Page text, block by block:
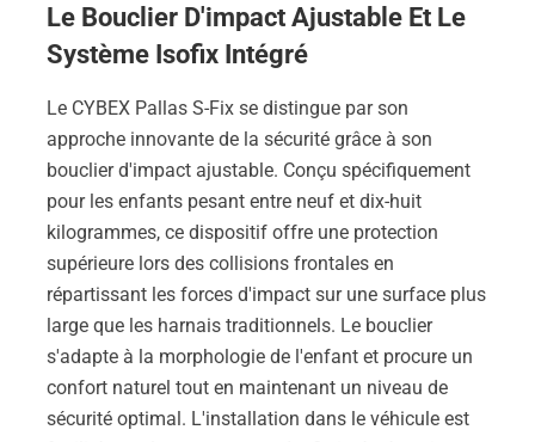
Le Bouclier D'impact Ajustable Et Le
Système Isofix Intégré
Le CYBEX Pallas S-Fix se distingue par son
approche innovante de la sécurité grâce à son
bouclier d'impact ajustable. Conçu spécifiquement
pour les enfants pesant entre neuf et dix-huit
kilogrammes, ce dispositif offre une protection
supérieure lors des collisions frontales en
répartissant les forces d'impact sur une surface plus
large que les harnais traditionnels. Le bouclier
s'adapte à la morphologie de l'enfant et procure un
confort naturel tout en maintenant un niveau de
sécurité optimal. L'installation dans le véhicule est